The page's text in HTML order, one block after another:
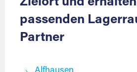
passenden
Partner